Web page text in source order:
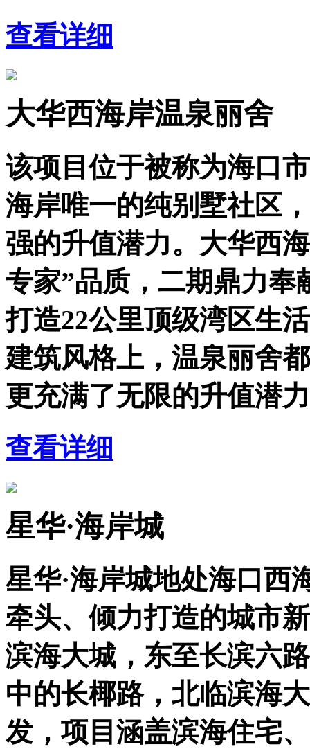
查看详细
大华西海岸温泉丽舍
该项目位于被称为海口
海岸唯一的纯别墅社区
强的升值潜力。大华西
专家”品质，二期鼎力奉
打造22公里顶级湾区生
建筑风格上，温泉丽舍
更充满了无限的升值潜
查看详细
星华·海岸城
星华·海岸城地处海口西
牵头、倾力打造的城市
滨海大城，东至长滨六
中的长椰路，北临滨海
发，项目涵盖滨海住宅